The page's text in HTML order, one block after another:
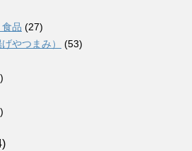
品 (27)
やつまみ）
(53)